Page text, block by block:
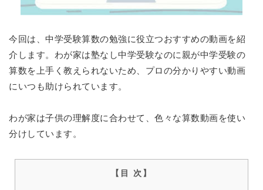
今回は、中学受験算数の勉強に役立つおすすめの動画を紹
介します。わが家は塾なし中学受験なのに親が中学受験の
算数を上手く教えられないため、プロの分かりやすい動画
にいつも助けられています。
わが家は子供の理解度に合わせて、色々な算数動画を使い
分けしています。